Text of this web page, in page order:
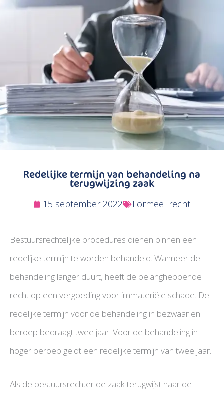
Redelijke termijn van behandeling na
terugwijzing zaak
15 september 2022 Formeel recht
Bestuursrechtelijke procedures dienen binnen een
redelijke termijn te worden behandeld. Wanneer de
behandeling langer duurt, heeft de belanghebbende
recht op een vergoeding voor immateriële schade. De
redelijke termijn voor de behandeling in bezwaar en
beroep bedraagt twee jaar. Voor de behandeling in
hoger beroep geldt een redelijke termijn van twee jaar.
Als de bestuursrechter de zaak terugwijst naar de